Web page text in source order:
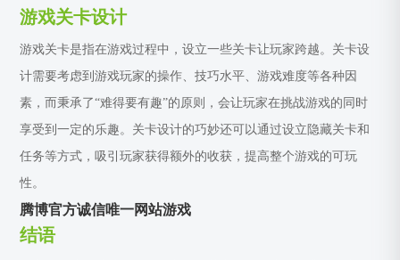
游戏关卡设计
游戏关卡是指在游戏过程中，设立一些关卡让玩家跨越。关卡设
计需要考虑到游戏玩家的操作、技巧水平、游戏难度等各种因
素，而秉承了“难得要有趣”的原则，会让玩家在挑战游戏的同时
享受到一定的乐趣。关卡设计的巧妙还可以通过设立隐藏关卡和
任务等方式，吸引玩家获得额外的收获，提高整个游戏的可玩
性。
腾博官方诚信唯一网站游戏
结语